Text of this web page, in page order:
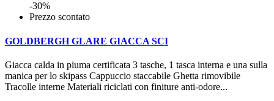
-30%
Prezzo scontato
GOLDBERGH GLARE GIACCA SCI
Giacca calda in piuma certificata 3 tasche, 1 tasca interna e una sulla
manica per lo skipass Cappuccio staccabile Ghetta rimovibile
Tracolle interne Materiali riciclati con finiture anti-odore...